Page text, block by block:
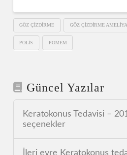
GÖZ ÇIZDIRME GÖZ ÇIZDIRME
POLIS POMEM
Güncel Yazılar
Keratokonus Tedavisi –
seçenekler
İleri evre Keratokonus